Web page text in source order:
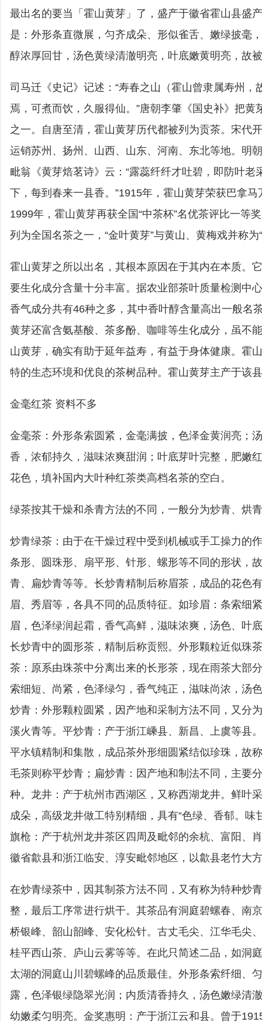
最出名的要当「霍山黄芽」了，盛产于徽省霍山县盛
是：外形条直微展，匀齐成朵、形似雀舌、嫩绿披毫
醇浓厚回甘，汤色黄绿清澈明亮，叶底嫩黄明亮，故
司马迁《史记》记述：“寿春之山（霍山曾隶属寿州，
焉，可煮而饮，久服得仙。”唐朝李肇《国史补》把黄
之一。自唐至清，霍山黄芽历代都被列为贡茶。宋代
运销苏州、扬州、山西、山东、河南、东北等地。明
毗翁《黄芽焙茗诗》云：“露蕊纤纤才吐碧，即防叶老
下，每到春来一县香。”1915年，霍山黄芽荣获巴拿
1999年，霍山黄芽再获全国“中茶杯”名优茶评比一等
列为全国名茶之一，“金叶黄芽”与黄山、黄梅戏并称为
霍山黄芽之所以出名，其根本原因在于其内在本质。
要生化成分含量十分丰富。据农业部茶叶质量检测中
香气成分共有46种之多，其中香叶醇含量高出一般名
黄芽还富含氨基酸、茶多酚、咖啡等生化成分，虽不
山黄芽，确实有助于延年益寿，有益于身体健康。霍
特的生态环境和优良的茶树品种。霍山黄芽主产于该
金毫红茶 资料不多
金毫茶：外形条索圆紧，金毫满披，色泽金黄润亮；
香，浓郁持久，滋味浓爽甜润；叶底芽叶完整，肥嫩
花色，填补国内大叶种红茶类高档名茶的空白。
绿茶按其干燥和杀青方法的不同，一般分为炒青、烘
炒青绿茶：由于在干燥过程中受到机械或手工操力的
条形、圆珠形、扇平形、针形、螺形等不同的形状，
青、扁炒青等等。长炒青精制后称眉茶，成品的花色
眉、秀眉等，各具不同的品质特征。如珍眉：条索细
眉，色泽绿润起霜，香气高鲜，滋味浓爽，汤色、叶
长炒青中的圆形茶，精制后称贡熙。外形颗粒近似珠
茶：原系由珠茶中分离出来的长形茶，现在雨茶大部
索细短、尚紧，色泽绿匀，香气纯正，滋味尚浓，汤
炒青：外形颗粒圆紧，因产地和采制方法不同，又分
溪火青等。平炒青：产于浙江嵊县、新昌、上虞等县
平水镇精制和集散，成品茶外形细圆紧结似珍珠，故
毛茶则称平炒青；扁炒青：因产地和制法不同，主要
种。龙井：产于杭州市西湖区，又称西湖龙井。鲜叶
成朵，高级龙井做工特别精细，具有“色绿、香郁。味
旗枪：产于杭州龙井茶区四周及毗邻的余杭、富阳、
徽省歙县和浙江临安、淳安毗邻地区，以歙县老竹大
在炒青绿茶中，因其制茶方法不同，又有称为特种炒
整，最后工序常进行烘干。其茶品有洞庭碧螺春、南
桥银峰、韶山韶峰、安化松针。古丈毛尖、江华毛尖
桂平西山茶、庐山云雾等等。在此只简述二品，如洞
太湖的洞庭山川碧螺峰的品质最佳。外形条索纤细、
露，色泽银绿隐翠光润；内质清香持久，汤色嫩绿清
幼嫩柔匀明亮。金奖惠明：产于浙江云和县。曾于